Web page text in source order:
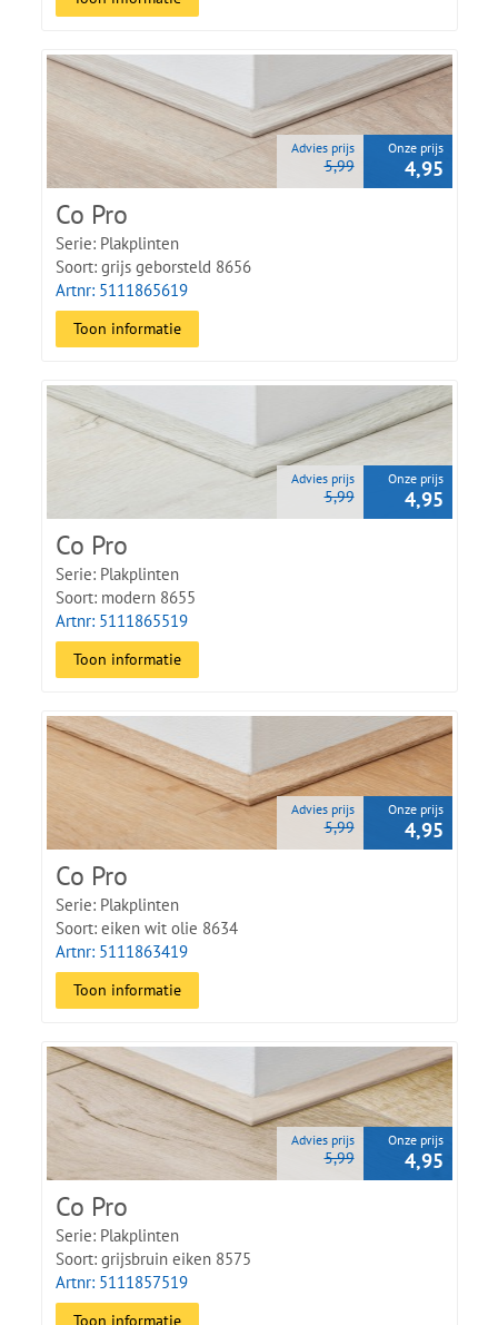
Advies prijs
5,99
Onze prijs
4,95
Co Pro
Serie: Plakplinten
Soort: grijs geborsteld 8656
Artnr: 5111865619
Toon informatie
Advies prijs
5,99
Onze prijs
4,95
Co Pro
Serie: Plakplinten
Soort: modern 8655
Artnr: 5111865519
Toon informatie
Advies prijs
5,99
Onze prijs
4,95
Co Pro
Serie: Plakplinten
Soort: eiken wit olie 8634
Artnr: 5111863419
Toon informatie
Advies prijs
5,99
Onze prijs
4,95
Co Pro
Serie: Plakplinten
Soort: grijsbruin eiken 8575
Artnr: 5111857519
Toon informatie